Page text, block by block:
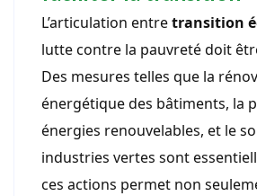
L’articulation entretransition
lutte contre la pauvreté doit
Des mesures telles que la
énergétique des bâtiments, la
énergies renouvelables, et le
industries vertes sont
ces actions permet non